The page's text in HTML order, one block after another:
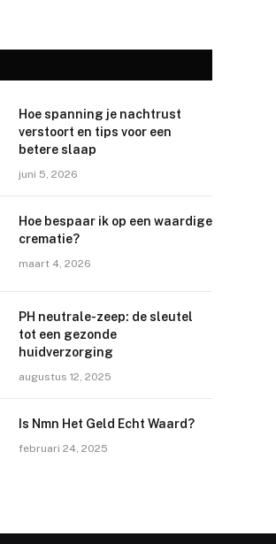
Hoe spanning je nachtrust
verstoort en tips voor een
betere slaap
juni 5, 2026
Hoe bespaar ik op een waardige
crematie?
maart 4, 2026
PH neutrale-zeep: de sleutel
tot een gezonde
huidverzorging
augustus 12, 2025
Is Nmn Het Geld Echt Waard?
februari 24, 2025